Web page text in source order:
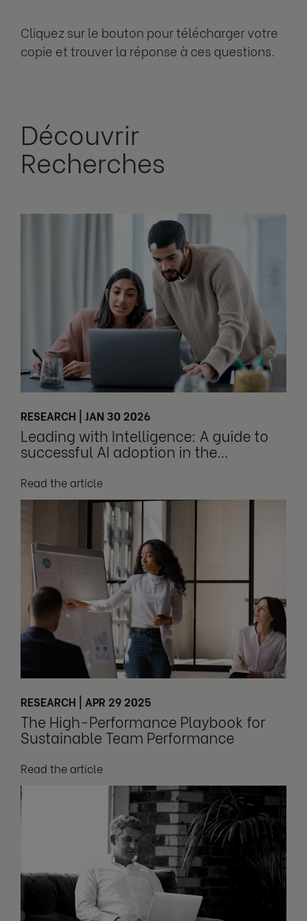
Cliquez sur le bouton pour télécharger votre
copie et trouver la réponse à ces questions.
Découvrir
Recherches
RESEARCH | JAN 30 2026
Leading with Intelligence: A guide to
successful AI adoption in the
Read the article
RESEARCH | APR 29 2025
The High-Performance Playbook for
Sustainable Team Performance
Read the article